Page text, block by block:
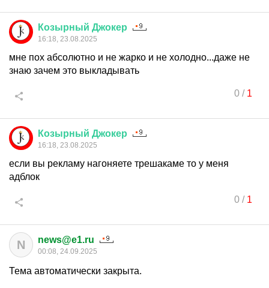
Козырный Джокер
16:18, 23.08.2025
мне пох абсолютно и не жарко и не холодно...даже не
знаю зачем это выкладывать
0/ 1
Козырный Джокер
16:18, 23.08.2025
если вы рекламу нагоняете трешакаме то у меня
адблок
0/ 1
N news@e1.ru
00:08, 24.09.2025
Тема автоматически закрыта.